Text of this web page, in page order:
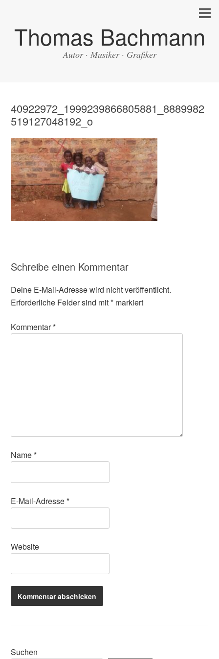
Thomas Bachmann
Autor · Musiker · Grafiker
40922972_1999239866805881_8889982
519127048192_o
Schreibe einen Kommentar
Deine E-Mail-Adresse wird nicht veröffentlicht.
Erforderliche Felder sind mit* markiert
Kommentar*
Name*
E-Mail-Adresse*
Website
Suchen